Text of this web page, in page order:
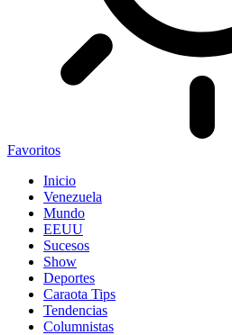
Favoritos
Inicio
Venezuela
Mundo
EEUU
Sucesos
Show
Deportes
Caraota Tips
Tendencias
Columnistas